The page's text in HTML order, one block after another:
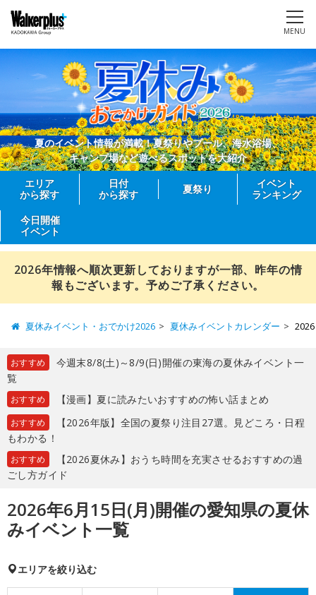
MENU
夏のイベント情報が満載！夏祭りやプール、海水浴場、
キャンプ場など遊べるスポットを大紹介
エリア
から探す
日付
から探す
夏祭り
イベント
ランキング
今日開催
イベント
2026年情報へ順次更新しておりますが一部、昨年の情
報もございます。予めご了承ください。
夏休みイベント・おでかけ2026 夏休みイベントカレンダー
おすすめ
今週末8/8(土)～8/9(日)開催の東海の夏休みイベント一
覧
おすすめ 【漫画】夏に読みたいおすすめの怖い話まとめ
おすすめ
【2026年版】全国の夏祭り注目27選。見どころ・日程
もわかる！
おすすめ
【2026夏休み】おうち時間を充実させるおすすめの過
ごし方ガイド
2026年6月15日(月)開催の愛知県の夏休
みイベント一覧
エリアを絞り込む